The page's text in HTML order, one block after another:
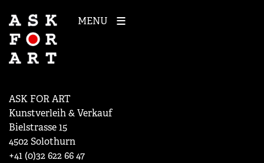
MENU
ASK FOR ART
Kunstverleih & Verkauf
Bielstrasse 15
4502 Solothurn
+41 (0)32 622 66 47